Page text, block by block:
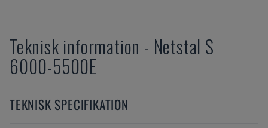
Teknisk information - Netstal S
6000-5500E
TEKNISK SPECIFIKATION